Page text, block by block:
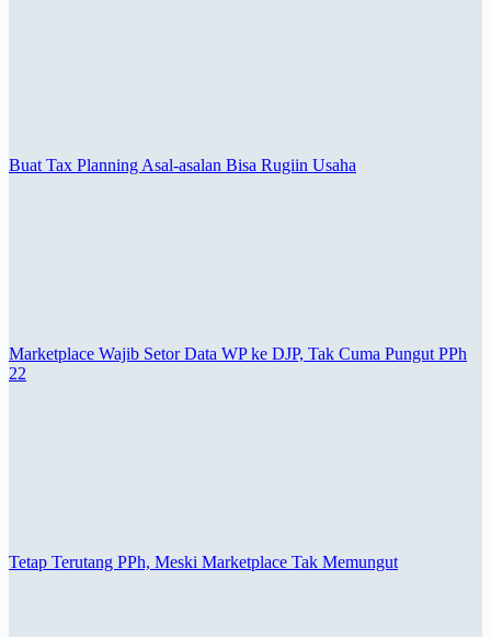
Buat Tax Planning Asal-asalan Bisa Rugiin Usaha
Marketplace Wajib Setor Data WP ke DJP, Tak Cuma Pungut PPh
22
Tetap Terutang PPh, Meski Marketplace Tak Memungut